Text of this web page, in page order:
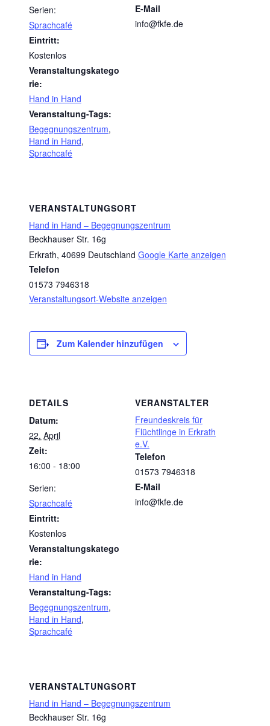
Serien:
Sprachcafé
Eintritt:
Kostenlos
Veranstaltungskatego
rie:
Hand in Hand
Veranstaltung-Tags:
Begegnungszentrum,
Hand in Hand,
Sprachcafé
E-Mail
info@fkfe.de
VERANSTALTUNGSORT
Hand in Hand – Begegnungszentrum
Beckhauser Str. 16g
Erkrath, 40699 Deutschland Google Karte anzeigen
Telefon
01573 7946318
Veranstaltungsort-Website anzeigen
Zum Kalender hinzufügen
DETAILS
Datum:
22. April
Zeit:
16:00 - 18:00
Serien:
Sprachcafé
Eintritt:
Kostenlos
Veranstaltungskatego
rie:
Hand in Hand
Veranstaltung-Tags:
Begegnungszentrum,
Hand in Hand,
Sprachcafé
VERANSTALTER
Freundeskreis für
Flüchtlinge in Erkrath
e.V.
Telefon
01573 7946318
E-Mail
info@fkfe.de
VERANSTALTUNGSORT
Hand in Hand – Begegnungszentrum
Beckhauser Str. 16g